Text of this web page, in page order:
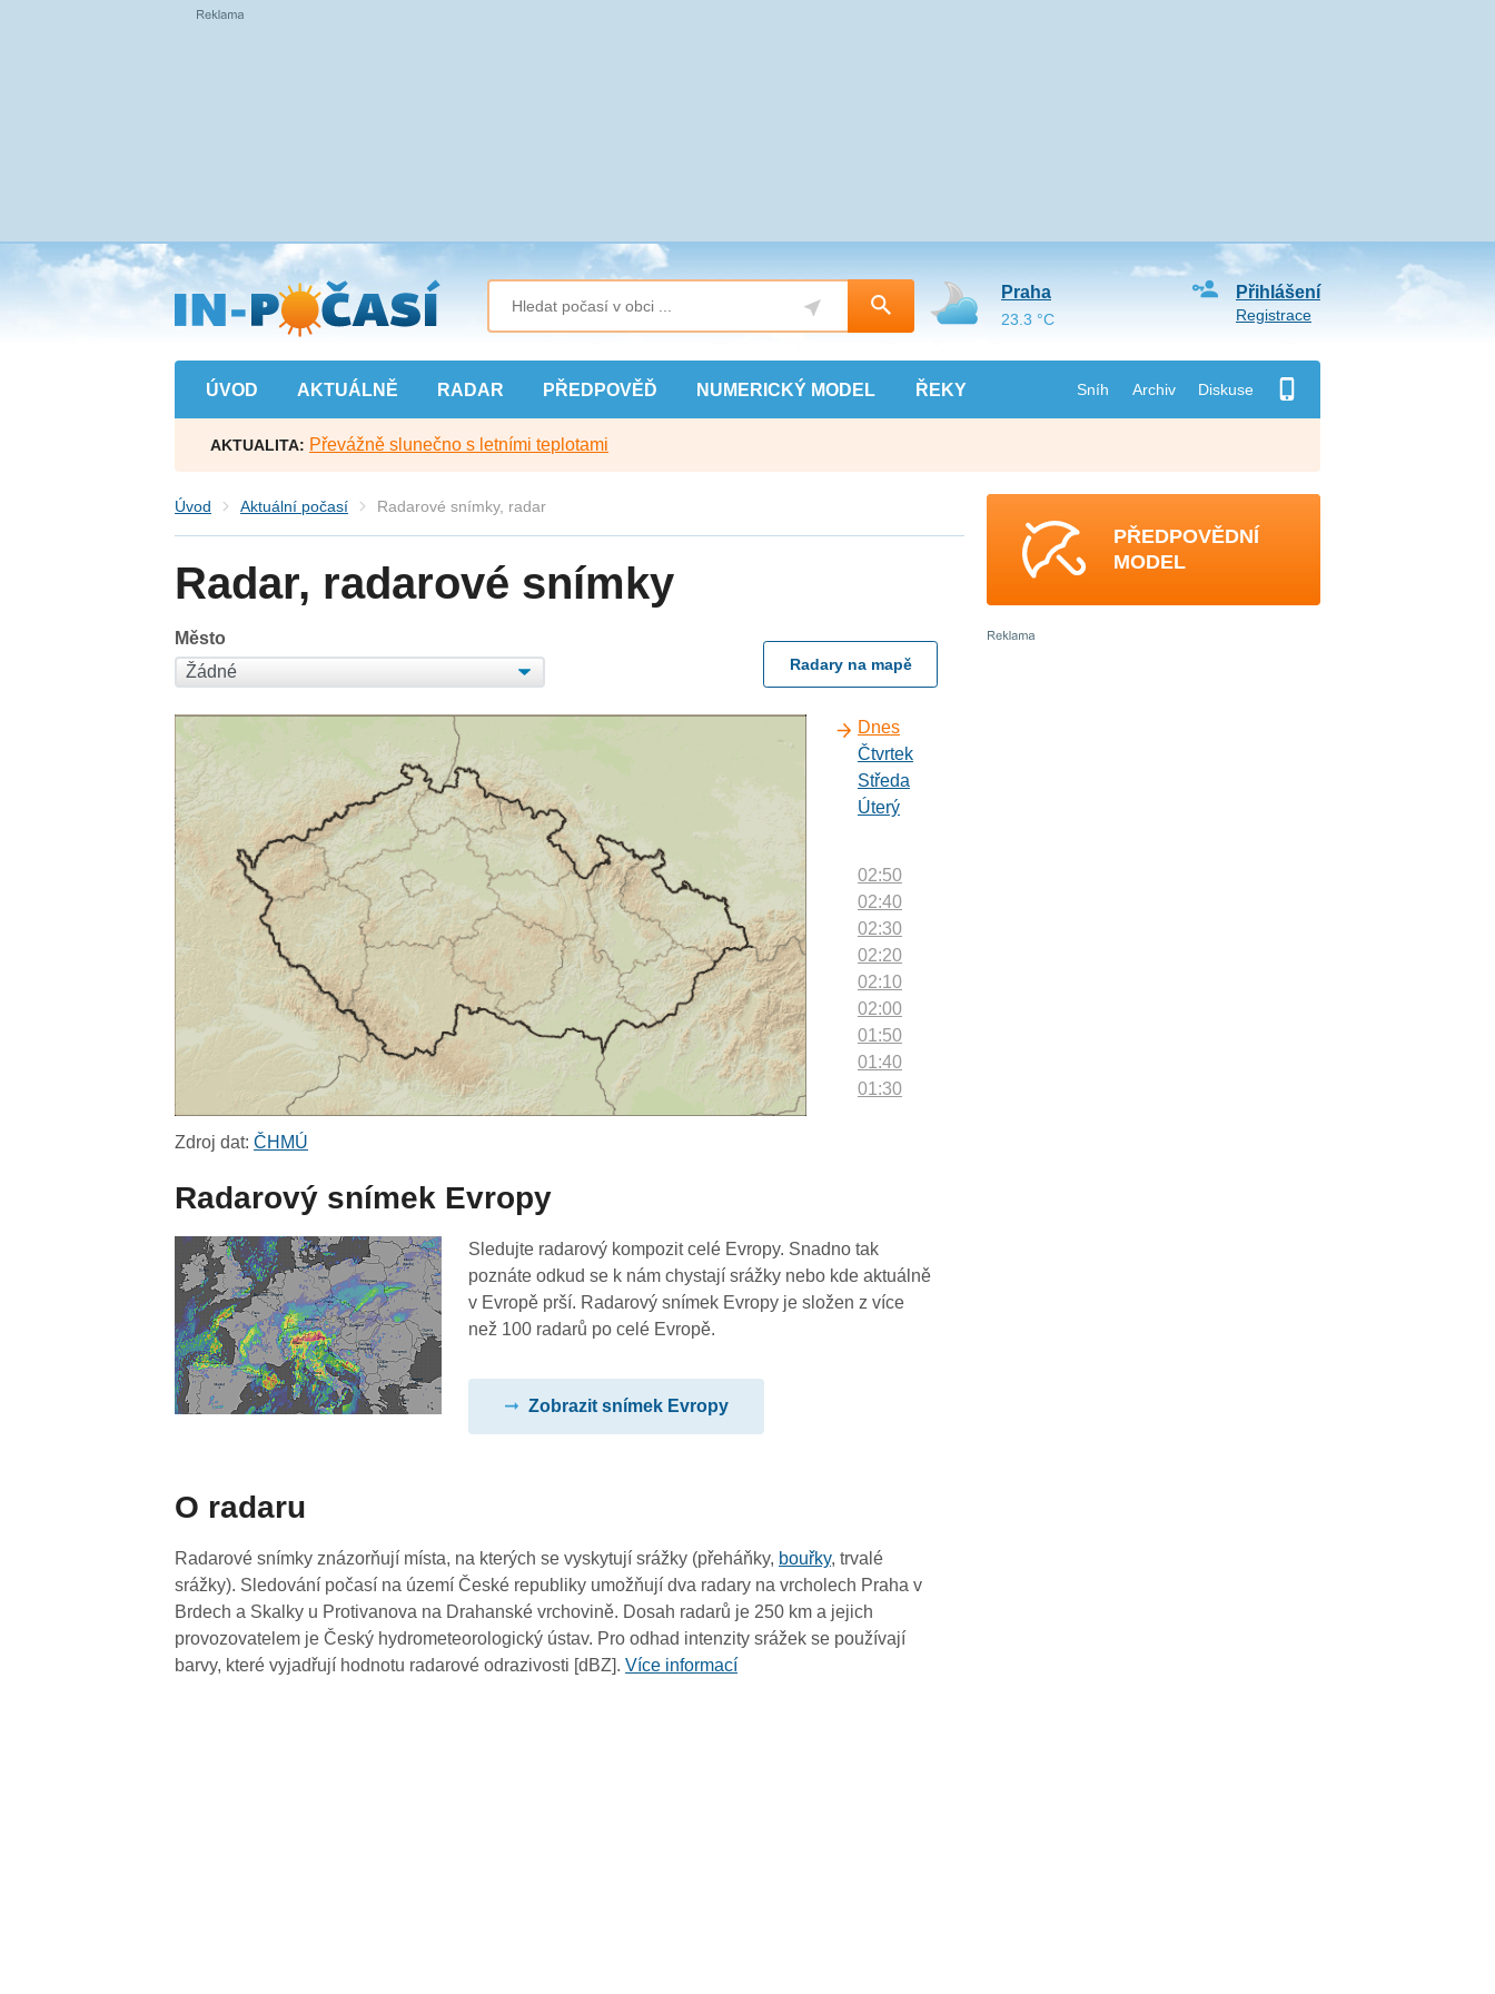
Přejít
na
hlavní
obsah
ÚVOD AKTUÁLNĚ RADAR PŘEDPOVĚĎ NUMERICKÝ MODEL ŘEKY Sníh Archiv Diskuse
Přihlášení
Registrace
Praha
23.3 °C
AKTUALITA: Převážně slunečno s letními teplotami
Úvod Aktuální počasí Radarové snímky, radar
Radar, radarové snímky
Město
Radary na mapě
Dnes
Čtvrtek
Středa
Úterý
02:50
02:40
02:30
02:20
02:10
02:00
01:50
01:40
01:30
00:30
00:20
00:10
Zdroj dat:ČHMÚ
Radarový snímek Evropy
Sledujte radarový kompozit celé Evropy. Snadno tak
poznáte odkud se k nám chystají srážky nebo kde aktuálně
v Evropě prší. Radarový snímek Evropy je složen z více
než 100 radarů po celé Evropě.
Zobrazit snímek Evropy
O radaru
Radarové snímky znázorňují místa, na kterých se vyskytují srážky (přeháňky, bouřky, trvalé
srážky). Sledování počasí na území České republiky umožňují dva radary na vrcholech Praha v
Brdech a Skalky u Protivanova na Drahanské vrchovině. Dosah radarů je 250 km a jejich
provozovatelem je Český hydrometeorologický ústav. Pro odhad intenzity srážek se používají
barvy, které vyjadřují hodnotu radarové odrazivosti [dBZ].Více informací
PŘEDPOVĚDNÍ
MODEL